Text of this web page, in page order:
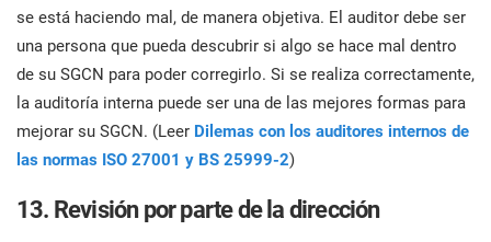
se está haciendo mal, de manera objetiva. El auditor debe ser
una persona que pueda descubrir si algo se hace mal dentro
de su SGCN para poder corregirlo. Si se realiza correctamente,
la auditoría interna puede ser una de las mejores formas para
mejorar su SGCN. (Leer Dilemas con los auditores internos de
las normas ISO 27001 y BS 25999-2)
13. Revisión por parte de la dirección